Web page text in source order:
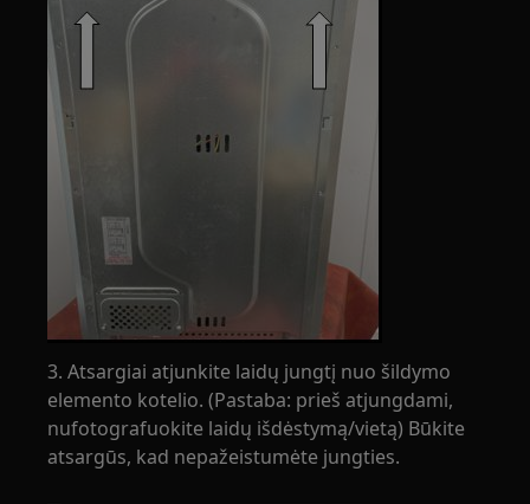
3. Atsargiai atjunkite laidų jungtį nuo šildymo
elemento kotelio. (Pastaba: prieš atjungdami,
nufotografuokite laidų išdėstymą/vietą) Būkite
atsargūs, kad nepažeistumėte jungties.